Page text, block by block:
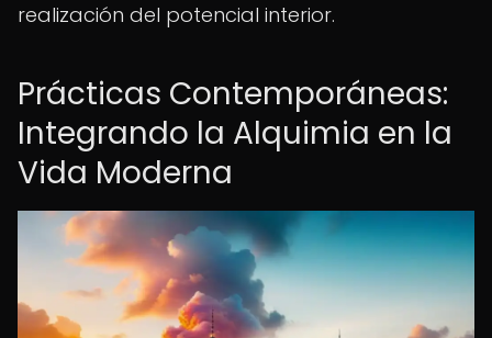
realización del potencial interior.
Prácticas Contemporáneas:
Integrando la Alquimia en la
Vida Moderna